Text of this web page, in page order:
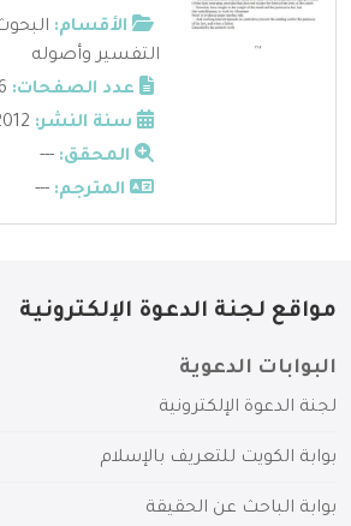
الأقسام:
التفسير وأصوله
عدد الصفحات:
سنة النشر:
المحقق: ---
المترجم: ---
مواقع لجنة الدعوة الإلكترونية
البوابات الدعوية
لجنة الدعوة الإلكترونية
بوابة الكويت للتعريف بالإسلام
بوابة الباحث عن الحقيقة